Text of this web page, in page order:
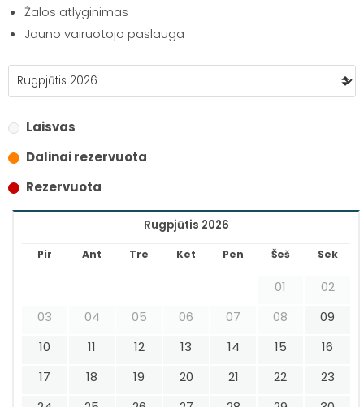
Žalos atlyginimas
Jauno vairuotojo paslauga
Laisvas
Dalinai rezervuota
Rezervuota
Rugpjūtis 2026
Pir Ant Tre Ket Pen Šeš Sek
01
02
03
04 05 06 07 08
09
10
11 12 13 14 15
16
17
18 19 20 21 22
23